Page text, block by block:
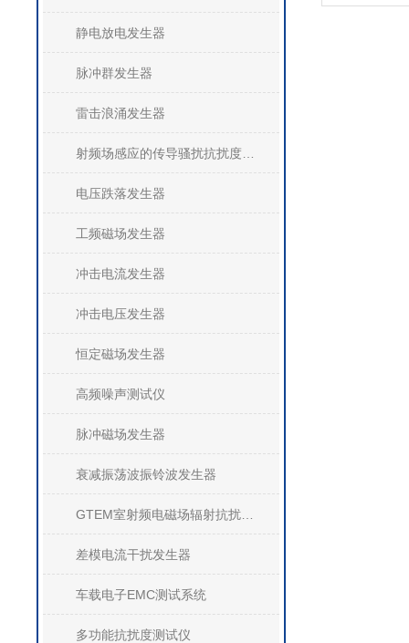
静电放电发生器
脉冲群发生器
雷击浪涌发生器
电压跌落发生器
工频磁场发生器
冲击电流发生器
冲击电压发生器
恒定磁场发生器
高频噪声测试仪
脉冲磁场发生器
衰减振荡波振铃波发生器
差模电流干扰发生器
车载电子EMC测试系统
多功能抗扰度测试仪